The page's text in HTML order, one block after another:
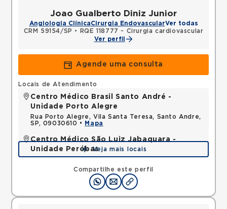
Joao Gualberto Diniz Junior
Angiologia ClínicaCirurgia EndovascularVer todas
CRM 59154/SP •
RQE 118777 - Cirurgia cardiovascular
Ver perfil
Agende uma consulta
Compartilhe este perfil
Locais de Atendimento
Centro Médico Brasil Santo André -
Unidade Porto Alegre
Rua Porto Alegre, Vila Santa Teresa, Santo Andre,
SP, 09030610 •
Mapa
Centro Médico São Luiz Jabaquara -
Unidade Peróbas
Rua das Perobas, Jabaquara, Sao Paulo, SP,
Mapa
Veja mais locais